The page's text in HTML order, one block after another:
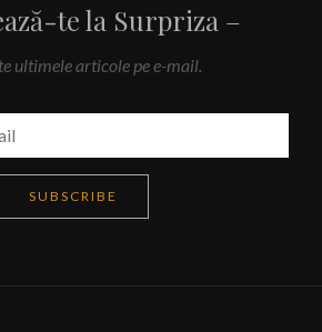
te la Surpriza
ultimele articole pe e-mail.
SUBSCRIBE